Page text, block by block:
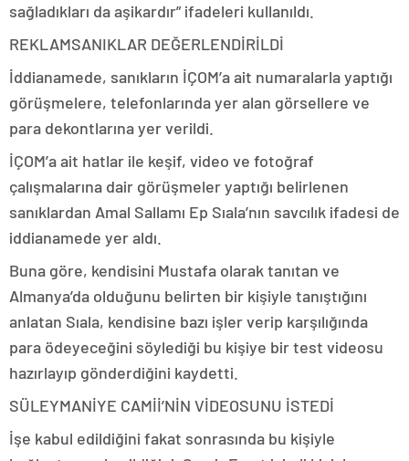
sağladıkları da aşikardır” ifadeleri kullanıldı.
REKLAMSANIKLAR DEĞERLENDİRİLDİ
İddianamede, sanıkların İÇOM’a ait numaralarla yaptığı
görüşmelere, telefonlarında yer alan görsellere ve
para dekontlarına yer verildi.
İÇOM’a ait hatlar ile keşif, video ve fotoğraf
çalışmalarına dair görüşmeler yaptığı belirlenen
sanıklardan Amal Sallamı Ep Sıala’nın savcılık ifadesi de
iddianamede yer aldı.
Buna göre, kendisini Mustafa olarak tanıtan ve
Almanya’da olduğunu belirten bir kişiyle tanıştığını
anlatan Sıala, kendisine bazı işler verip karşılığında
para ödeyeceğini söylediği bu kişiye bir test videosu
hazırlayıp gönderdiğini kaydetti.
SÜLEYMANİYE CAMİİ’NİN VİDEOSUNU İSTEDİ
İşe kabul edildiğini fakat sonrasında bu kişiyle